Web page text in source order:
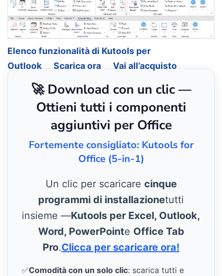
Elenco funzionalità di Kutools per
Outlook
Scarica ora Vai all’acquisto
🚀 Download con un clic —
Ottieni tutti i componenti
aggiuntivi per Office
Fortemente consigliato: Kutools for
Office (5-in-1)
Un clic per scaricare cinque
programmi di installazionetutti
insieme —Kutools per Excel, Outlook,
Word, PowerPointe Office Tab
Pro.Clicca per scaricare ora!
✅Comodità con un solo clic: scarica tutti e